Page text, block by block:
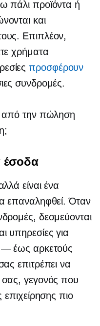
πάλι προϊόντα ή
και
Επιπλέον,
χρήματα
προσφέρουν
συνδρομές.
από την πώληση
έσοδα
είναι ένα
επαναληφθεί. Όταν
δεσμεύονται
υπηρεσίες για
— έως αρκετούς
επιτρέπει να
σας, γεγονός που
επιχείρησης πιο